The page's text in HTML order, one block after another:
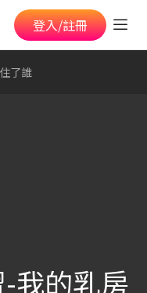
登入/註冊
了誰
我的乳房